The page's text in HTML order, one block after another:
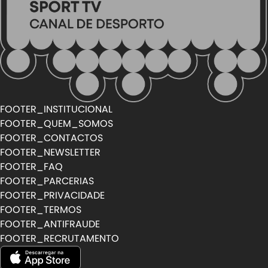
FOOTER_INSTITUCIONAL
FOOTER_QUEM_SOMOS
FOOTER_CONTACTOS
FOOTER_NEWSLETTER
FOOTER_FAQ
FOOTER_PARCERIAS
FOOTER_PRIVACIDADE
FOOTER_TERMOS
FOOTER_ANTIFRAUDE
FOOTER_RECRUTAMENTO